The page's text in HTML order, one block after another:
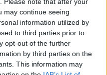
may continue seeing
information utilized by
to third parties prior to
opt-out of the further
by third parties on the
This information may
00:00:30
r.: dviejų moterų ir